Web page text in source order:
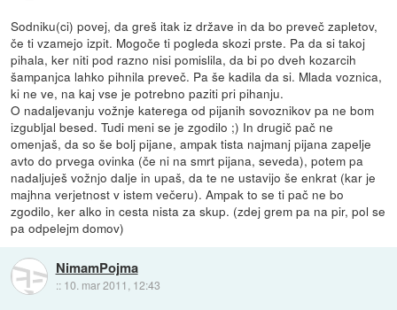
Sodniku(ci) povej, da greš itak iz države in da bo preveč zapletov,
če ti vzamejo izpit. Mogoče ti pogleda skozi prste. Pa da si takoj
pihala, ker niti pod razno nisi pomislila, da bi po dveh kozarcih
šampanjca lahko pihnila preveč. Pa še kadila da si. Mlada voznica,
ki ne ve, na kaj vse je potrebno paziti pri pihanju.
O nadaljevanju vožnje katerega od pijanih sovoznikov pa ne bom
izgubljal besed. Tudi meni se je zgodilo ;) In drugič pač ne
omenjaš, da so še bolj pijane, ampak tista najmanj pijana zapelje
avto do prvega ovinka (če ni na smrt pijana, seveda), potem pa
nadaljuješ vožnjo dalje in upaš, da te ne ustavijo še enkrat (kar je
majhna verjetnost v istem večeru). Ampak to se ti pač ne bo
zgodilo, ker alko in cesta nista za skup. (zdej grem pa na pir, pol se
pa odpelejm domov)
NimamPojma
:: 10. mar 2011, 12:43